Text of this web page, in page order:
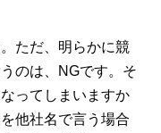
ただ、明らかに競
のは、NGです。そ
ってしまいますか
他社名で言う場合